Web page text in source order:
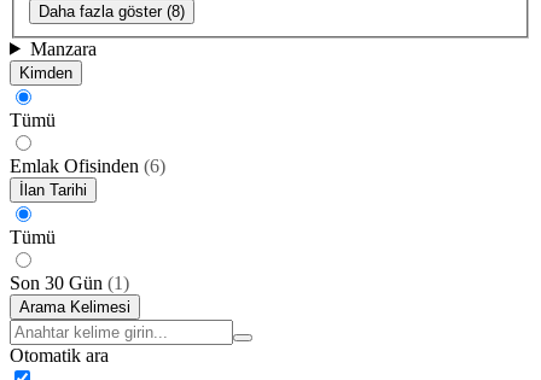
Daha fazla göster (8)
Manzara
Kimden
Tümü
Emlak Ofisinden (6)
İlan Tarihi
Tümü
Son 30 Gün (1)
Arama Kelimesi
Otomatik ara